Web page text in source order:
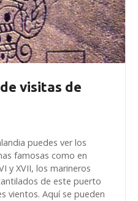
visitas de
puedes ver los
famosas como en
y XVII, los marineros
de este puerto
vientos. Aquí se pueden